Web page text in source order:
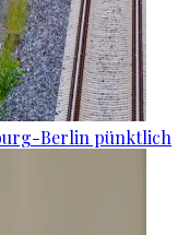
Berlin pünktlich